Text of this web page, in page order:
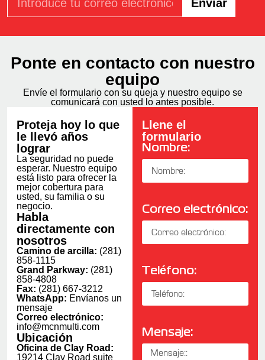
Enviar
Ponte en contacto con nuestro
equipo
Envíe el formulario con su queja y nuestro equipo se
comunicará con usted lo antes posible.
Proteja hoy lo que
le llevó años
lograr
La seguridad no puede
esperar. Nuestro equipo
está listo para ofrecer la
mejor cobertura para
usted, su familia o su
negocio.
Habla
directamente con
nosotros
Camino de arcilla: (281)
858-1115
Grand Parkway: (281)
858-4808
Fax: (281) 667-3212
WhatsApp: Envíanos un
mensaje
Correo electrónico:
info@mcnmulti.com
Ubicación
Oficina de Clay Road:
19214 Clay Road suite
Llene el
formulario
Nombre:
Correo electrónico:
Teléfono:
Mensaje: